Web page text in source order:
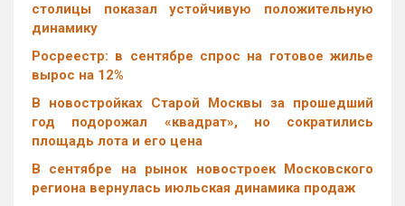
столицы показал устойчивую положительную
динамику
Росреестр: в сентябре спрос на готовое жилье
вырос на 12%
В новостройках Старой Москвы за прошедший
год подорожал «квадрат», но сократились
площадь лота и его цена
В сентябре на рынок новостроек Московского
региона вернулась июльская динамика продаж